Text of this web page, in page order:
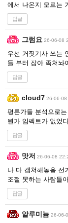
에서 나온지 모르는
답글
그럼요 26-06-08
우선 거짓기사 쓰는
들 부터 잡아 족쳐놔
답글
cloud7 26-06-08
평론가들 분석으로
뭔가 임펙트가 없었다
답글
맛저 26-06-08
나 다 캡쳐해놓음 선
조절 못하는 사람들
답글
알루미늄 26-06-